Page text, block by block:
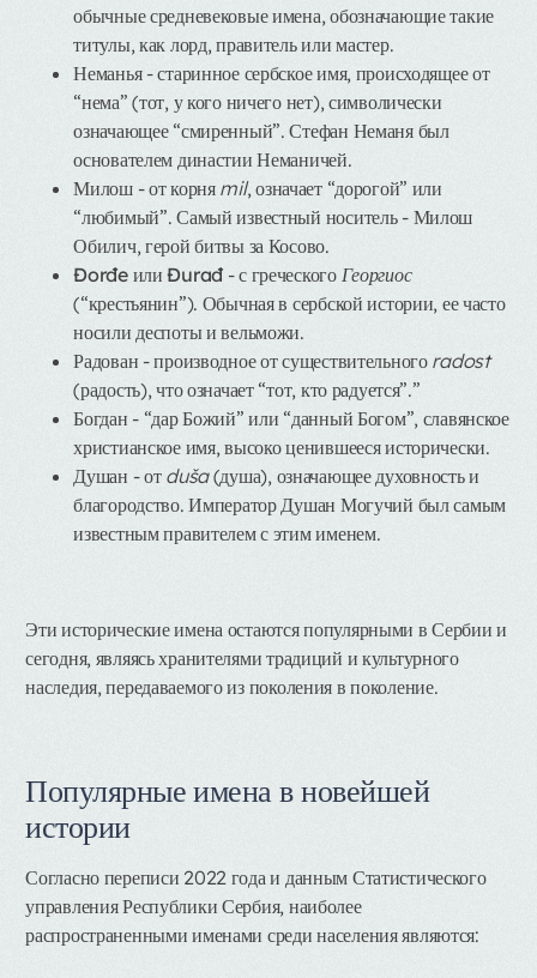
обычные средневековые имена, обозначающие такие
титулы, как лорд, правитель или мастер.
Неманья- старинное сербское имя, происходящее от
“нема” (тот, у кого ничего нет), символически
означающее “смиренный”. Стефан Неманя был
основателем династии Неманичей.
Милош- от корня mil, означает “дорогой” или
“любимый”. Самый известный носитель - Милош
Обилич, герой битвы за Косово.
Đorđe или Đurađ - с греческого Георгиос
(“крестьянин”). Обычная в сербской истории, ее часто
носили деспоты и вельможи.
Радован - производное от существительного radost
(радость), что означает “тот, кто радуется”.”
Богдан - “дар Божий” или “данный Богом”, славянское
христианское имя, высоко ценившееся исторически.
Душан - от duša(душа), означающее духовность и
благородство. Император Душан Могучий был самым
известным правителем с этим именем.
Эти исторические имена остаются популярными в Сербии и
сегодня, являясь хранителями традиций и культурного
наследия, передаваемого из поколения в поколение.
Популярные имена в новейшей
истории
Согласно переписи 2022 года и данным Статистического
управления Республики Сербия, наиболее
распространенными именами среди населения являются: